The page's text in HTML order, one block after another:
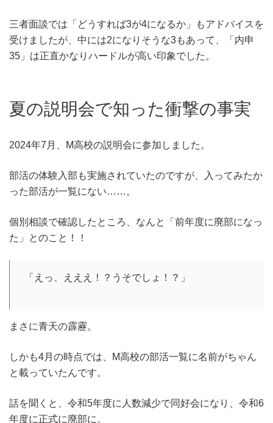
三者面談では「どうすれば3が4になるか」もアドバイスを
受けましたが、中には2になりそうな3もあって、「内申
35」は正直かなりハードルが高い印象でした。
夏の説明会で知った衝撃の事実
2024年7月、M高校の説明会に参加しました。
部活の体験入部も実施されていたのですが、入ってみたか
った部活が一覧にない……。
個別相談で確認したところ、なんと「前年度に廃部になっ
た」とのこと！！
「えっ、えええ！？うそでしょ！？」
まさに青天の霹靂。
しかも4月の時点では、M高校の部活一覧に名前がちゃん
と載っていたんです。
話を聞くと、令和5年度に人数減少で同好会になり、令和6
年度に正式に廃部に。